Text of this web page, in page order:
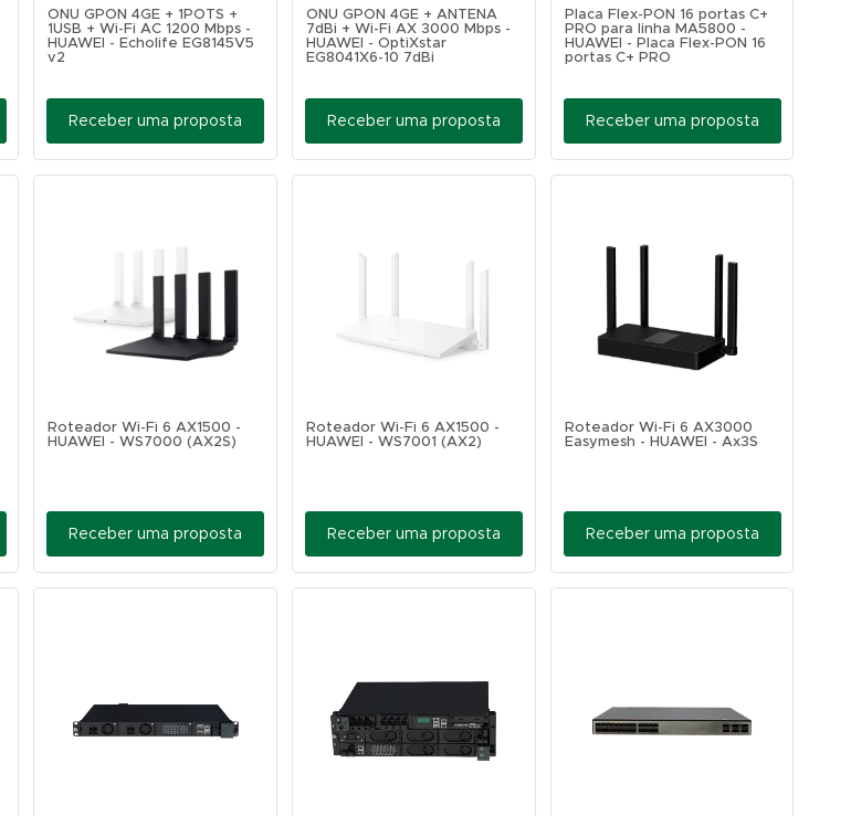
ONU GPON 4GE + 1POTS +
1USB + Wi-Fi AC 1200 Mbps -
HUAWEI - Echolife EG8145V5
v2
Receber uma proposta
ONU GPON 4GE + ANTENA
7dBi + Wi-Fi AX 3000 Mbps -
HUAWEI - OptiXstar
EG8041X6-10 7dBi
Receber uma proposta
Placa Flex-PON 16 portas C+
PRO para linha MA5800 -
HUAWEI - Placa Flex-PON 16
portas C+ PRO
Receber uma proposta
Roteador Wi-Fi 6 AX1500 -
HUAWEI - WS7000 (AX2S)
Receber uma proposta
Roteador Wi-Fi 6 AX1500 -
HUAWEI - WS7001 (AX2)
Receber uma proposta
Roteador Wi-Fi 6 AX3000
Easymesh - HUAWEI - Ax3S
Receber uma proposta